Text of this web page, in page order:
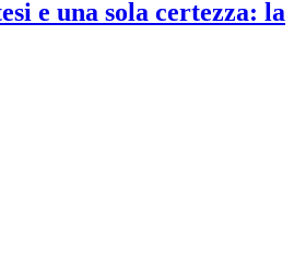
e una sola certezza: la